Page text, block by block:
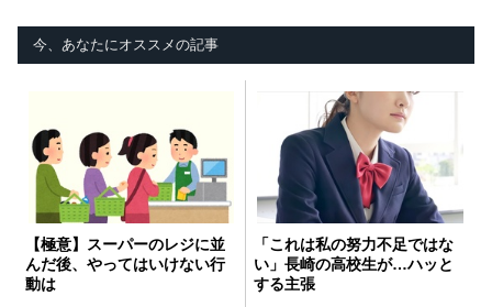
今、あなたにオススメの記事
【極意】スーパーのレジに並
んだ後、やってはいけない行
動は
「これは私の努力不足ではな
い」長崎の高校生が…ハッと
する主張